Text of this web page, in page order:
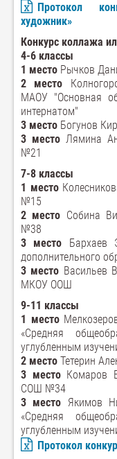
Протокол
художник»
Конкурс коллажа
4-6 классы
1 место Рычков
2 место
МАОУ "Основная
интернатом"
3 место Богунов
3 место Лямина
№21
7-8 классы
1 место
№15
2 место Собина
№38
3 место Бархаев
дополнительного
3 место Васильев
МКОУ ООШ
9-11 классы
1 место
«Средняя
углубленным
2 место Тетерин
3 местоКомаров
СОШ №34
3 место Якимов
«Средняя
углубленным
Протокол